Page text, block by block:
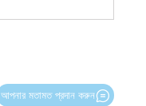
আপনার মতামত প্রদান করুন